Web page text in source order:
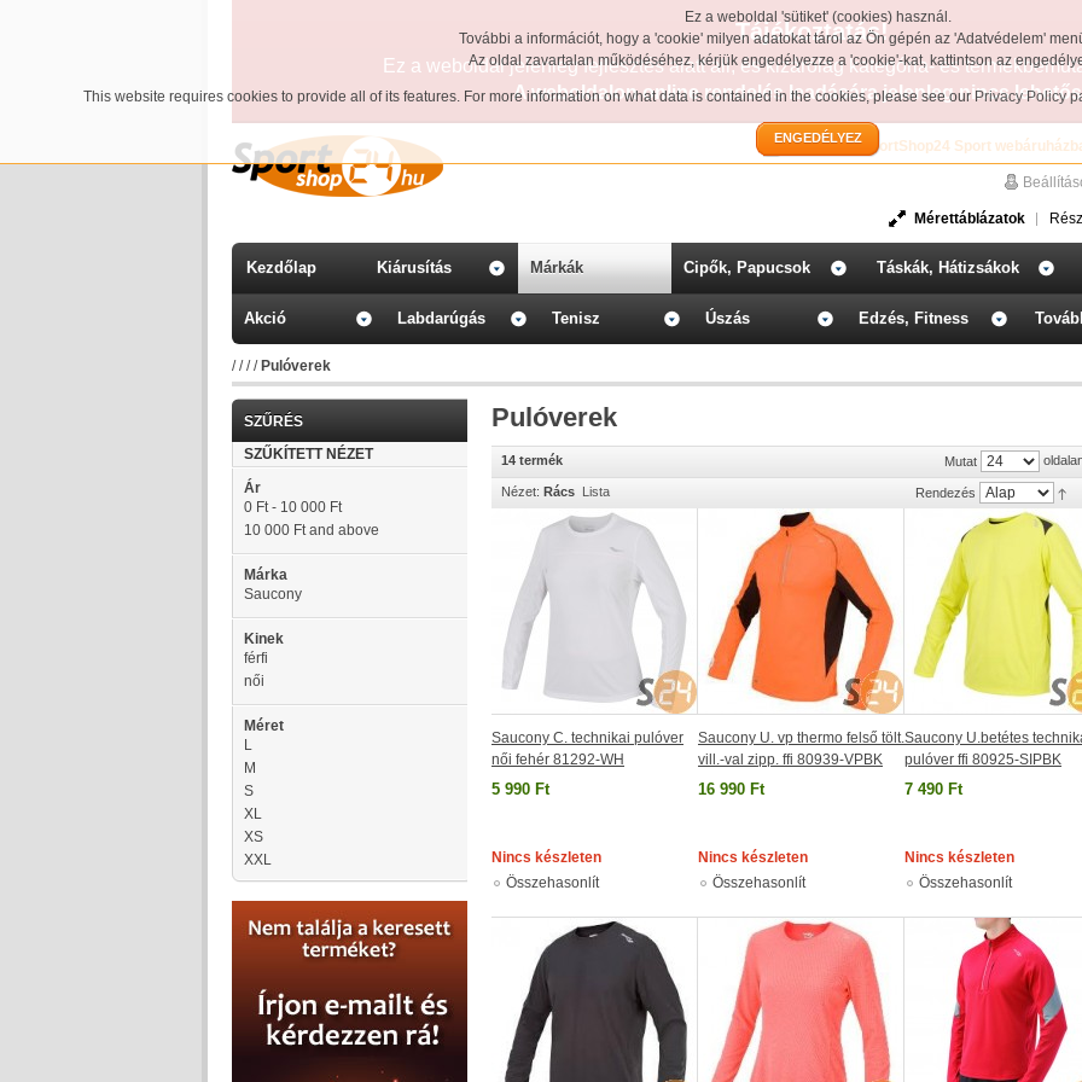
Ez a weboldal 'sütiket' (cookies) használ.
További a információt, hogy a 'cookie' milyen adatokat tárol az Ön gépén az 'Adatvédelem'
Az oldal zavartalan működéséhez, kérjük engedélyezze a 'cookie'-kat, kattintson az
This website requires cookies to provide all of its features. For more information on what data is contained in the cookies, please see ourPrivacy Policy
ENGEDÉLYEZ
Tájékoztatás!
Ez a weboldal jelenleg fejlesztés alatt áll, és kizárólag kategória- és
A weboldalon online rendelés leadására jelenleg nincs
Üdvözöljük a SportShop24 Sport
Mérettáblázatok
Kezdőlap Kiárusítás Márkák Cipők, Papucsok Táskák, Hátizsákok
Akció Labdarúgás Tenisz Úszás Edzés, Fitness
//// Pulóverek
SZŰRÉS
SZŰKÍTETT NÉZET
Ár
0 Ft- 10 000 Ft
10 000 Ftand above
Márka
Saucony
Kinek
férfi
női
Méret
L
M
S
XL
XS
XXL
Pulóverek
14 termék Mutat
Nézet: Rács Lista Rendezés
Saucony C. technikai pulóver
női fehér 81292-WH
5 990 Ft
Nincs készleten
Összehasonlít
Saucony U. vp thermo felső tölt.
vill.-val zipp. ffi 80939-VPBK
16 990 Ft
Nincs készleten
Összehasonlít
Saucony U.betétes
pulóver ffi 80925-SIPBK
7 490 Ft
Nincs készleten
Összehasonlít